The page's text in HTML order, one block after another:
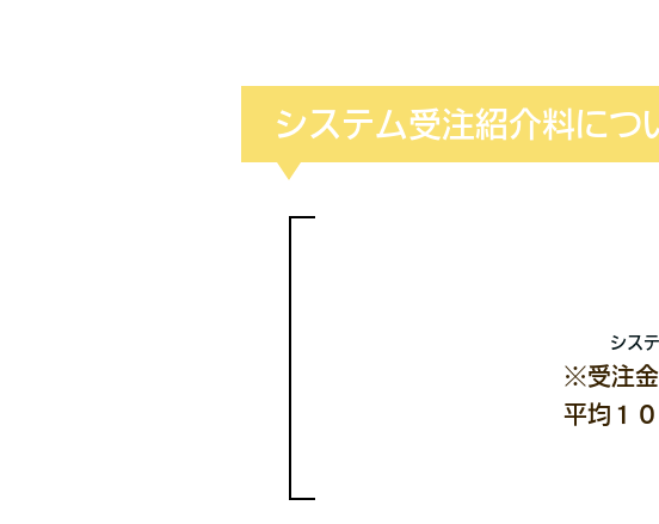
システム受注紹介料につ
シス
※受注金
平均１